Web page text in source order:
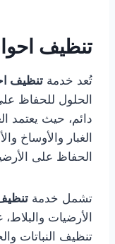
تنظيف
تُعد خدمة تنظيف
الحلول للحفاظ
دائم، حيث يعتمد
الغبار والأوساخ
الحفاظ على
تشمل خدمة
الأرضيات
تنظيف النباتات